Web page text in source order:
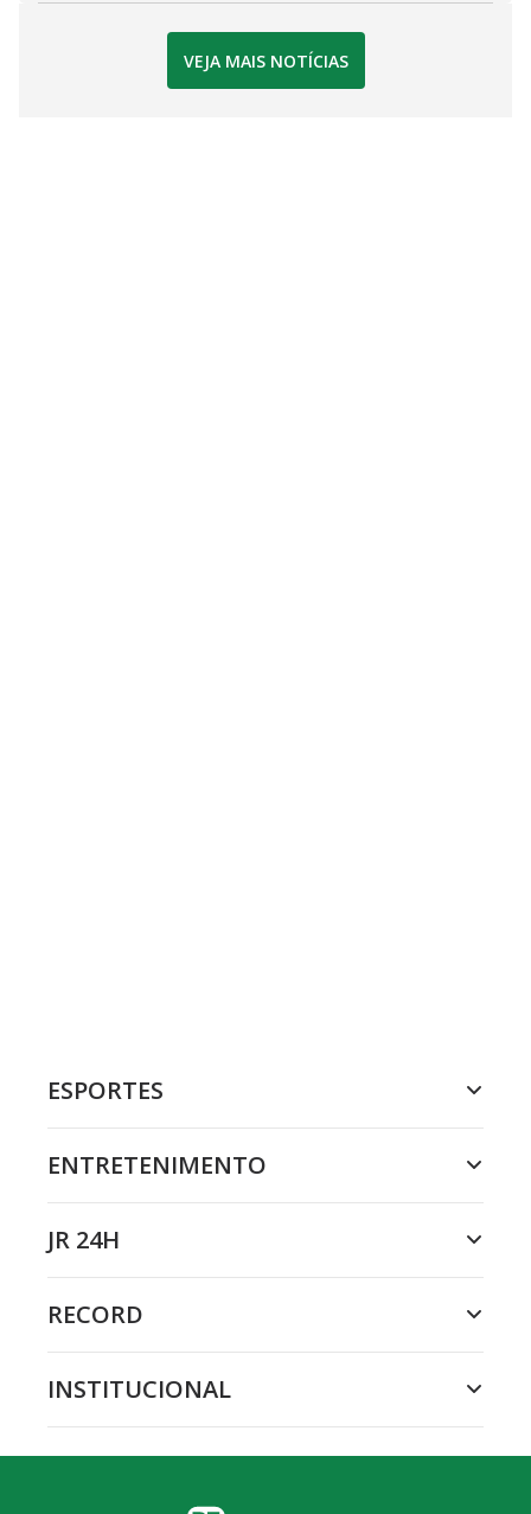
VEJA MAIS NOTÍCIAS
ESPORTES
ENTRETENIMENTO
JR 24H
RECORD
INSTITUCIONAL